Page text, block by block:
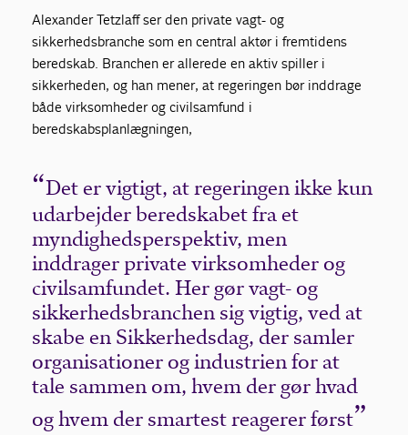
Alexander Tetzlaff ser den private vagt- og
sikkerhedsbranche som en central aktør i fremtidens
beredskab. Branchen er allerede en aktiv spiller i
sikkerheden, og han mener, at regeringen bør inddrage
både virksomheder og civilsamfund i
beredskabsplanlægningen,
Det er vigtigt, at regeringen ikke kun
udarbejder beredskabet fra et
myndighedsperspektiv, men
inddrager private virksomheder og
civilsamfundet. Her gør vagt- og
sikkerhedsbranchen sig vigtig, ved at
skabe en Sikkerhedsdag, der samler
organisationer og industrien for at
tale sammen om, hvem der gør hvad
og hvem der smartest reagerer først